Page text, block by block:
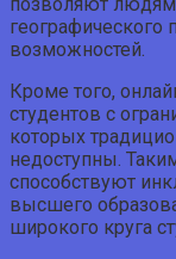
возможностей.
Кроме того,
студентов с
которых
недоступны.
способствуют
высшего
широкого круга